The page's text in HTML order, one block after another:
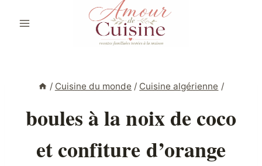
/ Cuisine du monde / Cuisine algérienne /
boules à la noix de coco
et confiture d’orange